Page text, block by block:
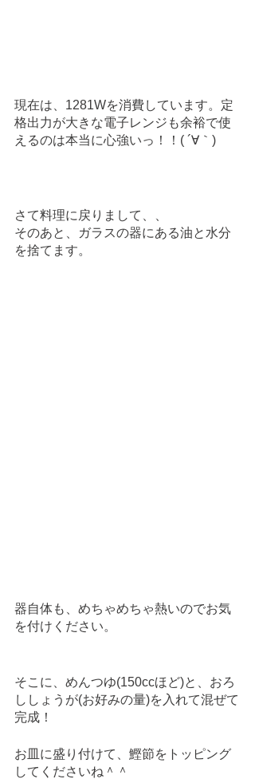
現在は、1281Wを消費しています。定
格出力が大きな電子レンジも余裕で使
えるのは本当に心強いっ！！( ´∀｀)
さて料理に戻りまして、、
そのあと、ガラスの器にある油と水分
を捨てます。
器自体も、めちゃめちゃ熱いのでお気
を付けください。
そこに、めんつゆ(150ccほど)と、おろ
ししょうが(お好みの量)を入れて混ぜて
完成！
お皿に盛り付けて、鰹節をトッピング
してくださいね＾＾